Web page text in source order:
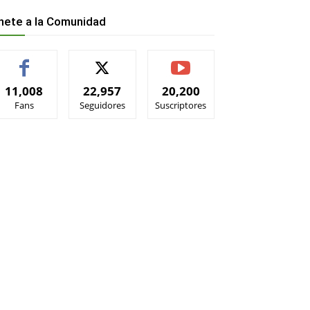
a la Comunidad
11,008
Fans
22,957
Seguidores
20,200
Suscriptores